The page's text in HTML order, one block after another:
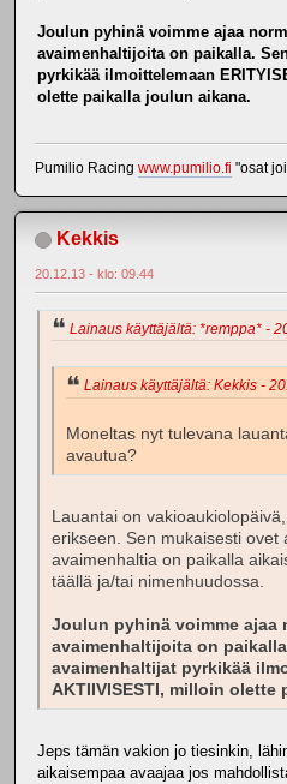
Joulun pyhinä voimme ajaa
avaimenhaltijoita on paikalla.
pyrkikää ilmoittelemaan
olette paikalla joulun aikana.
Pumilio Racing www.pumilio.fi "osat
Kekkis
20.12.13 - klo: 09.44
Lainaus käyttäjältä: *remppa* -
Lainaus käyttäjältä: Kekkis -
Moneltas nyt tulevana
avautua?
Lauantai on
erikseen. Sen mukaisesti ovet
avaimenhaltia on paikalla
täällä ja/tai nimenhuudossa.
Joulun pyhinä voimme ajaa
avaimenhaltijoita on
avaimenhaltijat pyrkikää
AKTIIVISESTI, milloin olette
Jeps tämän vakion jo tiesinkin,
aikaisempaa avaajaa jos